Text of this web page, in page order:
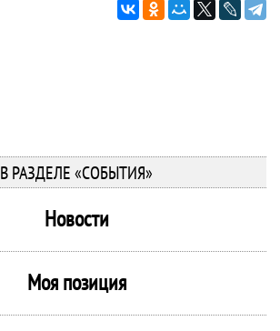
В РАЗДЕЛЕ «СОБЫТИЯ»
Новости
Моя позиция